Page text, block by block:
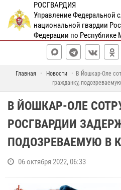
РОСГВАРДИЯ
Управление Федеральной
национальной гвардии
Федерации по Республике
Главная Новости
В Йошкар-Оле
гражданку,
В ЙОШКАР-ОЛЕ
РОСГВАРДИИ
ПОДОЗРЕВАЕМУЮ В
06 октября 2022, 06:33